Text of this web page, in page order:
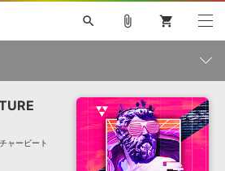
search
レン V4X 巡音ルカ V4X
MEIKO V3
TOONTRACK
SPITFIRE AUDIO
3 SERUM
ライセンスフリーBGM
attach_file shopping_cart
ャービート